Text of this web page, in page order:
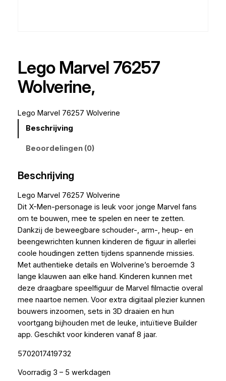
Lego Marvel 76257
Wolverine,
Lego Marvel 76257 Wolverine
Beschrijving
Beoordelingen (0)
Beschrijving
Lego Marvel 76257 Wolverine
Dit X-Men-personage is leuk voor jonge Marvel fans
om te bouwen, mee te spelen en neer te zetten.
Dankzij de beweegbare schouder-, arm-, heup- en
beengewrichten kunnen kinderen de figuur in allerlei
coole houdingen zetten tijdens spannende missies.
Met authentieke details en Wolverine’s beroemde 3
lange klauwen aan elke hand. Kinderen kunnen met
deze draagbare speelfiguur de Marvel filmactie overal
mee naartoe nemen. Voor extra digitaal plezier kunnen
bouwers inzoomen, sets in 3D draaien en hun
voortgang bijhouden met de leuke, intuïtieve Builder
app. Geschikt voor kinderen vanaf 8 jaar.
5702017419732
Voorradig 3 – 5 werkdagen